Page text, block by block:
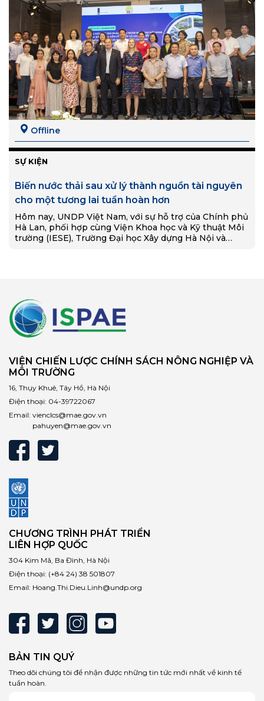
Offline
SỰ KIỆN
Biến nước thải sau xử lý thành nguồn tài nguyên
cho một tương lai tuần hoàn hơn
Hôm nay, UNDP Việt Nam, với sự hỗ trợ của Chính phủ
Hà Lan, phối hợp cùng Viện Khoa học và Kỹ thuật Môi
trường (IESE), Trường Đại học Xây dựng Hà Nội và…
VIỆN CHIẾN LƯỢC CHÍNH SÁCH NÔNG NGHIỆP VÀ
MÔI TRƯỜNG
16, Thụy Khuê, Tây Hồ, Hà Nội
Điện thoại: 04-39722067
Email: vienclcs@mae.gov.vn
pahuyen@mae.gov.vn
CHƯƠNG TRÌNH PHÁT TRIỂN
LIÊN HỢP QUỐC
304 Kim Mã, Ba Đình, Hà Nội
Điện thoại: (+84 24) 38 501807
Email: Hoang.Thi.Dieu.Linh@undp.org
BẢN TIN QUÝ
Theo dõi chúng tôi để nhận được những tin tức mới nhất về kinh tế
tuần hoàn.